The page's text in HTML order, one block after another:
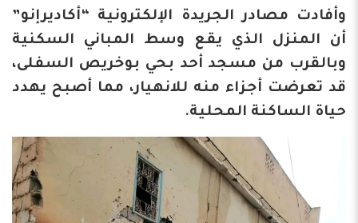
وأفادت مصادر الجريدة الإلكترونية “أكاديرإنو”
أن المنزل الذي يقع وسط المباني السكنية
وبالقرب من مسجد أحد بحي بوخريص السفلى،
قد تعرضت أجزاء منه للانهيار، مما أصبح يهدد
حياة الساكنة المحلية.